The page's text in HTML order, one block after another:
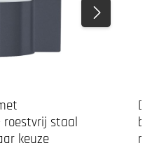
roestvrij staal
keuze